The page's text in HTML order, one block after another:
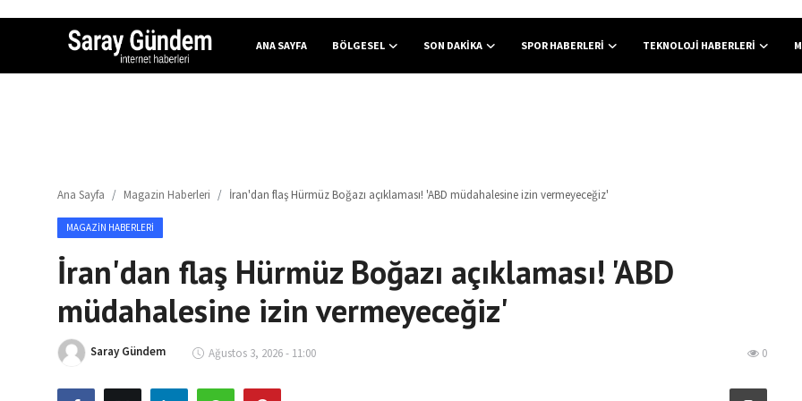
ANA SAYFA BÖLGESEL SON DAKIKA SPOR HABERLERI TEKNOLOJI HABERLERI
Son Dakika
Magazin Haberleri
Ana Sayfa Magazin Haberleri İran'dan flaş Hürmüz Boğazı açıklaması! 'ABD müdahalesine izin vermeyeceğiz'
MAGAZIN HABERLERI
İran'dan flaş Hürmüz Boğazı açıklaması! 'ABD
müdahalesine izin vermeyeceğiz'
Saray Gündem Ağustos 3, 2026 - 11:00 0